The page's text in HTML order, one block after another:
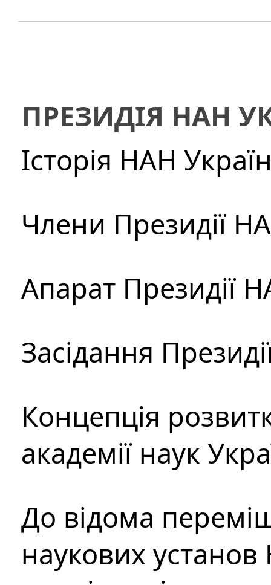
ПРЕЗИДІЯ НАН
Історія НАН
Члени Президії
Апарат Президії
Засідання
Концепція
академії наук
До відома
наукових установ